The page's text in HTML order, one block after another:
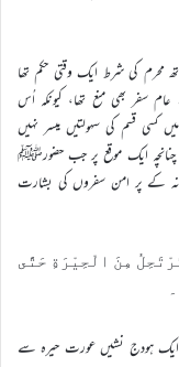
کی شرط ایک وقتی حکم تھا
سفر بھی منع تھا، کیونکہ اُس
قسم کی سہولتیں میسر نہیں
چنانچہ ایک موقع پر جب حضورﷺ
کے پر امن سفروں کی بشارت
مِنَ الْحِيْرَةِ حَتَّى
کہ ایک ہودج نشیں عورت حیرہ سے